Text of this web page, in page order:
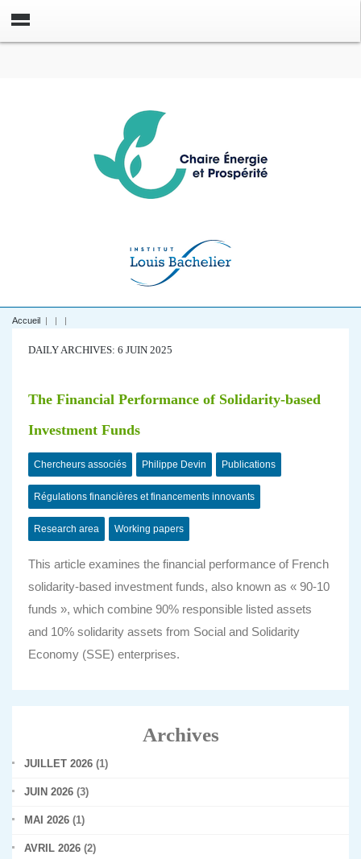
Accueil | | |
DAILY ARCHIVES: 6 JUIN 2025
The Financial Performance of Solidarity-based
Investment Funds
Chercheurs associés Philippe Devin Publications
Régulations financières et financements innovants
Research area Working papers
This article examines the financial performance of French
solidarity-based investment funds, also known as « 90-10
funds », which combine 90% responsible listed assets
and 10% solidarity assets from Social and Solidarity
Economy (SSE) enterprises.
Archives
JUILLET 2026 (1)
JUIN 2026 (3)
MAI 2026 (1)
AVRIL 2026 (2)